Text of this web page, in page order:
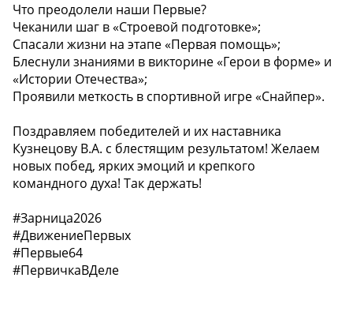
Что преодолели наши Первые?
Чеканили шаг в «Строевой подготовке»;
Спасали жизни на этапе «Первая помощь»;
Блеснули знаниями в викторине «Герои в форме» и
«Истории Отечества»;
Проявили меткость в спортивной игре «Снайпер».
Поздравляем победителей и их наставника
Кузнецову В.А. с блестящим результатом! Желаем
новых побед, ярких эмоций и крепкого
командного духа! Так держать!
#Зарница2026
#ДвижениеПервых
#Первые64
#ПервичкаВДеле